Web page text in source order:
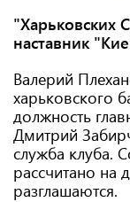
"Харьковских
наставник
Валерий
харьковского
должность
Дмитрий
служба клуба.
рассчитано на
разглашаются.